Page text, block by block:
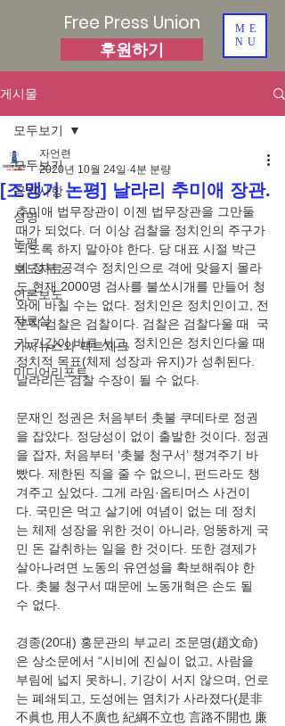
Free Press Union
후원하기
ME
NU
게시물
모두보기
공지사항
성명
논평
보도자료
언론보도
자료실
가짜뉴스와 팩트체크
미디어리포트
모두보기
[조맹기 논평] 날라리 추미애 장관.
자언련
2020년 10월 24일 4분 분량
추미애 법무장관이 이젠 법무장관을 그만둘
때가 되었다. 더 이상 검찰을 정치인의 주구가
되도록 하지 말아야 한다. 당 대표 시절 박근
혜 정부 공격수 정치인으로 격에 맞을지 몰라
도 현재 2000명 검사를 불쏘시개를 만들어 청
와에 바칠 수는 없다. 정치인은 정치인이고, 전
문직 검찰은 검찰이다. 검찰은 검찰다울 때  국
가 기강이 바로 서고, 정치인은 정치인다울 때
정치적 목표(체제 성장과 유지)가 성취된다.
문재인 정권은 처음부터 촛불 쿠데타로 정권
을 잡았다. 정당성이 없이 출발한 것이다. 정권
을 잡자, 처음부터 ‘촛불 청구서’ 챙겨주기 바
빴다. 제한된 직을 줄 수 없으니, 펀드라도 챙
겨주고 싶었다. 그게 라임·옵티머스 사건이
다. 국민은 먹고 살기에 여념이 없는 데 정치
는 체제 성장을 위한 것이 아니라, 엉뚱하게 국
민 돈 갈취하는 일을 한 것이다. 또한 경제가
살아나려면 노동의 유연성을 확보해줘야 한
다. 촛불 청구서 때문에 노동개혁은 손도 될
경종(20대) 홍문관의 부교리 조문명(趙文命)
은 상소문에서 “시비에 진실이 없고, 사람을
부림에 넓지 못하니, 기강이 서지 않으며, 언로
는 폐쇄되고, 도성에는 염치가 사라졌다(是非
不眞也 用人不廣也 紀綱不立也 言路不開也 廉